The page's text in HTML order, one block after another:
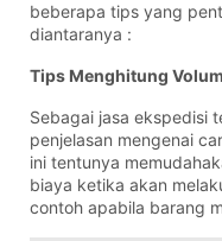
beberapa tips yang
diantaranya :
Tips Menghitung
Sebagai jasa ekspedisi
penjelasan mengenai
ini tentunya
biaya ketika akan
contoh apabila barang